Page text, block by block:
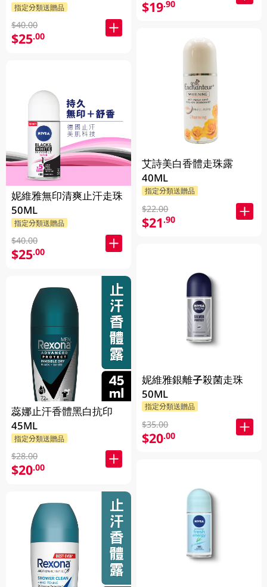
指定分類送贈品
$40.00
$25.00
妮維雅無印清爽止汗走珠
50ML
指定分類送贈品
$40.00
$25.00
蕊娜止汗香體黑白抗印
45ML
指定分類送贈品
$28.00
$20.00
$19.90
艾詩美白香體走珠露
40ML
指定分類送贈品
$22.00
$21.90
妮維雅銀離子殺菌走珠
50ML
指定分類送贈品
$35.00
$20.00